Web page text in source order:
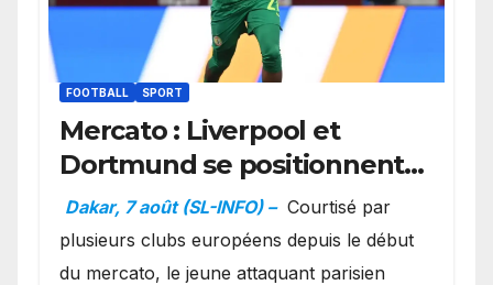
FOOTBALL SPORT
Mercato : Liverpool et
Dortmund se positionnent
en favoris pour recruter
Ibrahim Mbaye
Dakar, 7 août (SL-INFO) – Courtisé par
plusieurs clubs européens depuis le début
du mercato, le jeune attaquant parisien